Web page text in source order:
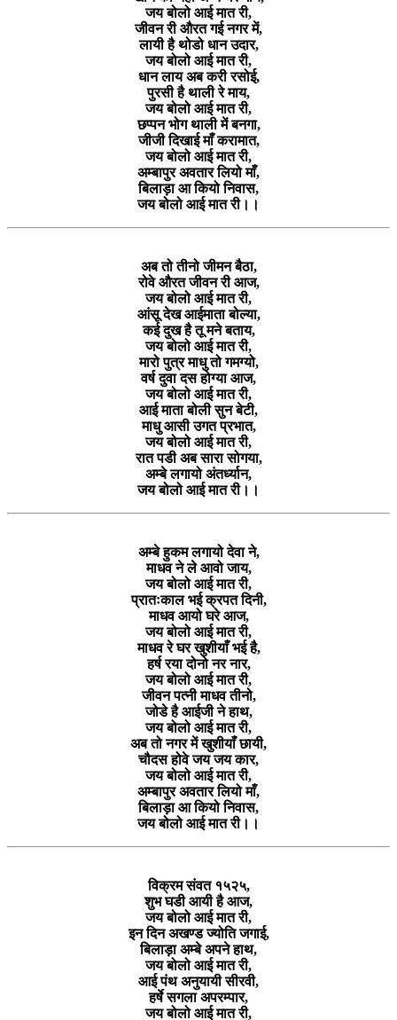
जय बोलो आई मात री,
जीवन री औरत गई नगर में,
लायी है थोडो धान उदार,
जय बोलो आई मात री,
धान लाय अब करी रसोई,
पुरसी है थाली रे माय,
जय बोलो आई मात री,
छप्पन भोग थाली में बनगा,
जीजी दिखाई माँ करामात,
जय बोलो आई मात री,
अम्बापुर अवतार लियो माँ,
बिलाड़ा आ कियो निवास,
जय बोलो आई मात री।।
अब तो तीनो जीमन बैठा,
रोवे औरत जीवन री आज,
जय बोलो आई मात री,
आंसू देख आईमाता बोल्या,
कई दुख है तू मने बताय,
जय बोलो आई मात री,
मारो पुत्र माधु तो गमग्यो,
वर्ष दुवा दस होग्या आज,
जय बोलो आई मात री,
आई माता बोली सुन बेटी,
माधु आसी उगत प्रभात,
जय बोलो आई मात री,
रात पडी अब सारा सोगया,
अम्बे लगायो अंतर्ध्यान,
जय बोलो आई मात री।।
अम्बे हुकम लगायो देवा ने,
माधव ने ले आवो जाय,
जय बोलो आई मात री,
प्रातःकाल भई क्रपत दिनी,
माधव आयो घरे आज,
जय बोलो आई मात री,
माधव रे घर खुशीयाँ भई है,
हर्ष रया दोनो नर नार,
जय बोलो आई मात री,
जीवन पत्नी माधव तीनो,
जोडे है आईजी ने हाथ,
जय बोलो आई मात री,
अब तो नगर में खुशीयाँ छायी,
चौदस होवे जय जय कार,
जय बोलो आई मात री,
अम्बापुर अवतार लियो माँ,
बिलाड़ा आ कियो निवास,
जय बोलो आई मात री।।
विक्रम संवत १५२५,
शुभ घडी आयी है आज,
जय बोलो आई मात री,
इन दिन अखण्ड ज्योति जगाई,
बिलाड़ा अम्बे अपने हाथ,
जय बोलो आई मात री,
आई पंथ अनुयायी सीरवी,
हर्षे सगला अपरम्पार,
जय बोलो आई मात री,